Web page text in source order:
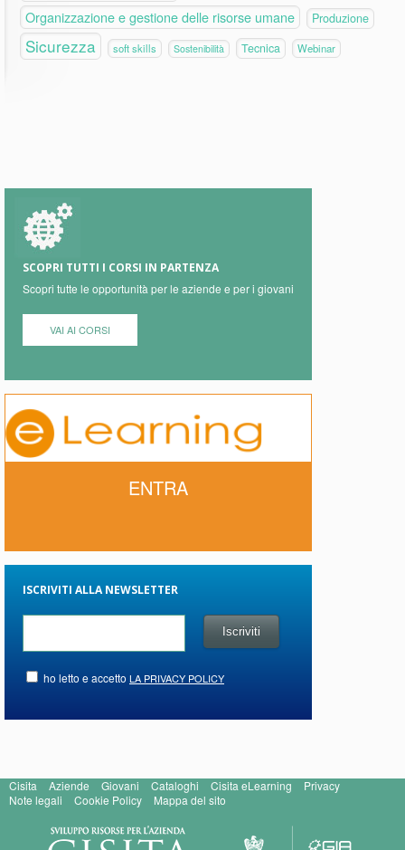
Organizzazione e gestione delle risorse umane Produzione
Sicurezza soft skills Sostenibilità Tecnica Webinar
SCOPRI TUTTI I CORSI IN PARTENZA
Scopri tutte le opportunità per le aziende e per i giovani
VAI AI CORSI
ENTRA
ISCRIVITI ALLA NEWSLETTER
ho letto e accetto LA PRIVACY POLICY
Cisita Aziende Giovani Cataloghi Cisita eLearning
Privacy
Note legali
Cookie Policy Mappa del sito